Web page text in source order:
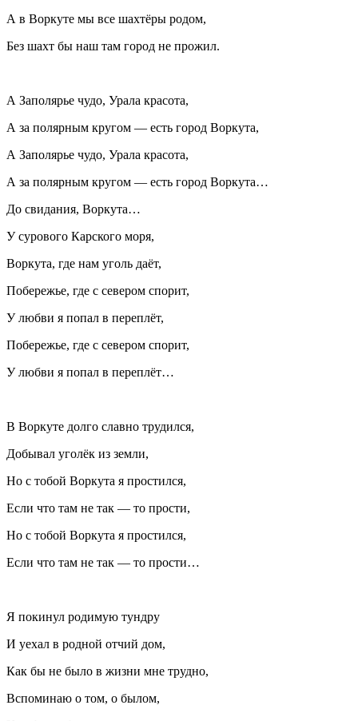
А в Воркуте мы все шахтёры родом,
Без шахт бы наш там город не прожил.
А Заполярье чудо, Урала красота,
А за полярным кругом — есть город Воркута,
А Заполярье чудо, Урала красота,
А за полярным кругом — есть город Воркута…
До свидания, Воркута…
У сурового Карского моря,
Воркута, где нам уголь даёт,
Побережье, где с севером спорит,
У любви я попал в переплёт,
Побережье, где с севером спорит,
У любви я попал в переплёт…
В Воркуте долго славно трудился,
Добывал уголёк из земли,
Но с тобой Воркута я простился,
Если что там не так — то прости,
Но с тобой Воркута я простился,
Если что там не так — то прости…
Я покинул родимую тундру
И уехал в родной отчий дом,
Как бы не было в жизни мне трудно,
Вспоминаю о том, о былом,